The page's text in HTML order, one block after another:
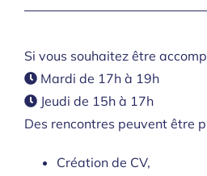
Si vous souhaitez être
Mardi de 17h à 19h
Jeudi de 15h à 17h
Des rencontres peuvent être
Création de CV,